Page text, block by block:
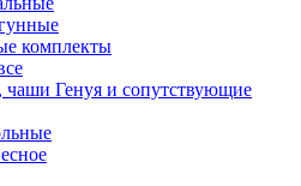
комплекты
чаши Генуя и сопутствующие